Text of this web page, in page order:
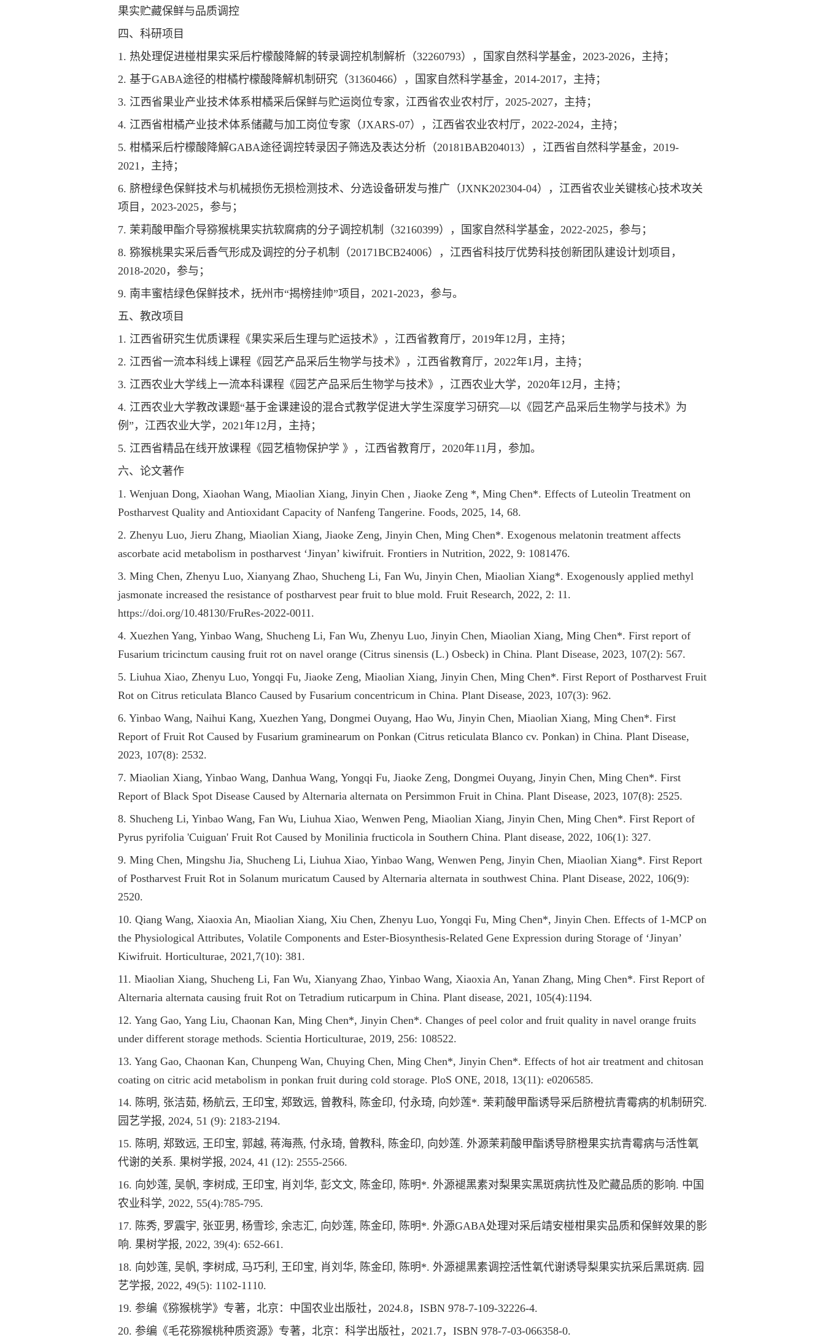
果实贮藏保鲜与品质调控
四、科研项目
1. 热处理促进椪柑果实采后柠檬酸降解的转录调控机制解析（32260793），国家自然科学基金，2023-2026，主持；
2. 基于GABA途径的柑橘柠檬酸降解机制研究（31360466），国家自然科学基金，2014-2017，主持；
3. 江西省果业产业技术体系柑橘采后保鲜与贮运岗位专家，江西省农业农村厅，2025-2027，主持；
4. 江西省柑橘产业技术体系储藏与加工岗位专家（JXARS-07），江西省农业农村厅，2022-2024，主持；
5. 柑橘采后柠檬酸降解GABA途径调控转录因子筛选及表达分析（20181BAB204013），江西省自然科学基金，2019-
2021，主持；
6. 脐橙绿色保鲜技术与机械损伤无损检测技术、分选设备研发与推广（JXNK202304-04），江西省农业关键核心技术攻关
项目，2023-2025，参与；
7. 茉莉酸甲酯介导猕猴桃果实抗软腐病的分子调控机制（32160399），国家自然科学基金，2022-2025，参与；
8. 猕猴桃果实采后香气形成及调控的分子机制（20171BCB24006），江西省科技厅优势科技创新团队建设计划项目，
2018-2020，参与；
9. 南丰蜜桔绿色保鲜技术，抚州市“揭榜挂帅”项目，2021-2023，参与。
五、教改项目
1. 江西省研究生优质课程《果实采后生理与贮运技术》，江西省教育厅，2019年12月，主持；
2. 江西省一流本科线上课程《园艺产品采后生物学与技术》，江西省教育厅，2022年1月，主持；
3. 江西农业大学线上一流本科课程《园艺产品采后生物学与技术》，江西农业大学，2020年12月，主持；
4. 江西农业大学教改课题“基于金课建设的混合式教学促进大学生深度学习研究—以《园艺产品采后生物学与技术》为
例”，江西农业大学，2021年12月，主持；
5. 江西省精品在线开放课程《园艺植物保护学 》，江西省教育厅，2020年11月，参加。
六、论文著作
1. Wenjuan Dong, Xiaohan Wang, Miaolian Xiang, Jinyin Chen , Jiaoke Zeng *, Ming Chen*. Effects of Luteolin Treatment on
Postharvest Quality and Antioxidant Capacity of Nanfeng Tangerine. Foods, 2025, 14, 68.
2. Zhenyu Luo, Jieru Zhang, Miaolian Xiang, Jiaoke Zeng, Jinyin Chen, Ming Chen*. Exogenous melatonin treatment affects
ascorbate acid metabolism in postharvest ‘Jinyan’ kiwifruit. Frontiers in Nutrition, 2022, 9: 1081476.
3. Ming Chen, Zhenyu Luo, Xianyang Zhao, Shucheng Li, Fan Wu, Jinyin Chen, Miaolian Xiang*. Exogenously applied methyl
jasmonate increased the resistance of postharvest pear fruit to blue mold. Fruit Research, 2022, 2: 11.
https://doi.org/10.48130/FruRes-2022-0011.
4. Xuezhen Yang, Yinbao Wang, Shucheng Li, Fan Wu, Zhenyu Luo, Jinyin Chen, Miaolian Xiang, Ming Chen*. First report of
Fusarium tricinctum causing fruit rot on navel orange (Citrus sinensis (L.) Osbeck) in China. Plant Disease, 2023, 107(2): 567.
5. Liuhua Xiao, Zhenyu Luo, Yongqi Fu, Jiaoke Zeng, Miaolian Xiang, Jinyin Chen, Ming Chen*. First Report of Postharvest Fruit
Rot on Citrus reticulata Blanco Caused by Fusarium concentricum in China. Plant Disease, 2023, 107(3): 962.
6. Yinbao Wang, Naihui Kang, Xuezhen Yang, Dongmei Ouyang, Hao Wu, Jinyin Chen, Miaolian Xiang, Ming Chen*. First
Report of Fruit Rot Caused by Fusarium graminearum on Ponkan (Citrus reticulata Blanco cv. Ponkan) in China. Plant Disease,
2023, 107(8): 2532.
7. Miaolian Xiang, Yinbao Wang, Danhua Wang, Yongqi Fu, Jiaoke Zeng, Dongmei Ouyang, Jinyin Chen, Ming Chen*. First
Report of Black Spot Disease Caused by Alternaria alternata on Persimmon Fruit in China. Plant Disease, 2023, 107(8): 2525.
8. Shucheng Li, Yinbao Wang, Fan Wu, Liuhua Xiao, Wenwen Peng, Miaolian Xiang, Jinyin Chen, Ming Chen*. First Report of
Pyrus pyrifolia 'Cuiguan' Fruit Rot Caused by Monilinia fructicola in Southern China. Plant disease, 2022, 106(1): 327.
9. Ming Chen, Mingshu Jia, Shucheng Li, Liuhua Xiao, Yinbao Wang, Wenwen Peng, Jinyin Chen, Miaolian Xiang*. First Report
of Postharvest Fruit Rot in Solanum muricatum Caused by Alternaria alternata in southwest China. Plant Disease, 2022, 106(9):
2520.
10. Qiang Wang, Xiaoxia An, Miaolian Xiang, Xiu Chen, Zhenyu Luo, Yongqi Fu, Ming Chen*, Jinyin Chen. Effects of 1-MCP on
the Physiological Attributes, Volatile Components and Ester-Biosynthesis-Related Gene Expression during Storage of ‘Jinyan’
Kiwifruit. Horticulturae, 2021,7(10): 381.
11. Miaolian Xiang, Shucheng Li, Fan Wu, Xianyang Zhao, Yinbao Wang, Xiaoxia An, Yanan Zhang, Ming Chen*. First Report of
Alternaria alternata causing fruit Rot on Tetradium ruticarpum in China. Plant disease, 2021, 105(4):1194.
12. Yang Gao, Yang Liu, Chaonan Kan, Ming Chen*, Jinyin Chen*. Changes of peel color and fruit quality in navel orange fruits
under different storage methods. Scientia Horticulturae, 2019, 256: 108522.
13. Yang Gao, Chaonan Kan, Chunpeng Wan, Chuying Chen, Ming Chen*, Jinyin Chen*. Effects of hot air treatment and chitosan
coating on citric acid metabolism in ponkan fruit during cold storage. PloS ONE, 2018, 13(11): e0206585.
14. 陈明, 张洁茹, 杨航云, 王印宝, 郑致远, 曾教科, 陈金印, 付永琦, 向妙莲*. 茉莉酸甲酯诱导采后脐橙抗青霉病的机制研究.
园艺学报, 2024, 51 (9): 2183-2194.
15. 陈明, 郑致远, 王印宝, 郭越, 蒋海燕, 付永琦, 曾教科, 陈金印, 向妙莲. 外源茉莉酸甲酯诱导脐橙果实抗青霉病与活性氧
代谢的关系. 果树学报, 2024, 41 (12): 2555-2566.
16. 向妙莲, 吴帆, 李树成, 王印宝, 肖刘华, 彭文文, 陈金印, 陈明*. 外源褪黑素对梨果实黑斑病抗性及贮藏品质的影响. 中国
农业科学, 2022, 55(4):785-795.
17. 陈秀, 罗震宇, 张亚男, 杨雪珍, 余志汇, 向妙莲, 陈金印, 陈明*. 外源GABA处理对采后靖安椪柑果实品质和保鲜效果的影
响. 果树学报, 2022, 39(4): 652-661.
18. 向妙莲, 吴帆, 李树成, 马巧利, 王印宝, 肖刘华, 陈金印, 陈明*. 外源褪黑素调控活性氧代谢诱导梨果实抗采后黑斑病. 园
艺学报, 2022, 49(5): 1102-1110.
19. 参编《猕猴桃学》专著，北京：中国农业出版社，2024.8，ISBN 978-7-109-32226-4.
20. 参编《毛花猕猴桃种质资源》专著，北京：科学出版社，2021.7，ISBN 978-7-03-066358-0.